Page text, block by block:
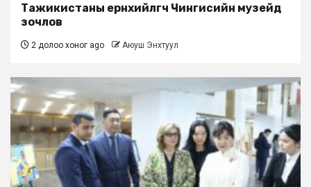
Тажикистаны ерөнхийлөгч Чингисийн музейд
зочлов
2 долоо хоног ago Аюуш Энхтуул